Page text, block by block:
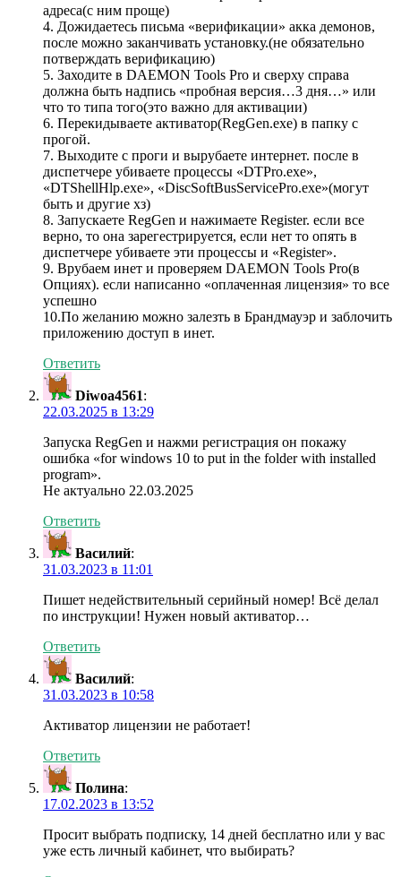
адреса(с ним проще)
4. Дожидаетесь письма «верификации» акка демонов,
после можно заканчивать установку.(не обязательно
потверждать верификацию)
5. Заходите в DAEMON Tools Pro и сверху справа
должна быть надпись «пробная версия…3 дня…» или
что то типа того(это важно для активации)
6. Перекидываете активатор(RegGen.exe) в папку с
прогой.
7. Выходите с проги и вырубаете интернет. после в
диспетчере убиваете процессы «DTPro.exe»,
«DTShellHlp.exe», «DiscSoftBusServicePro.exe»(могут
быть и другие хз)
8. Запускаете RegGen и нажимаете Register. если все
верно, то она зарегестрируется, если нет то опять в
диспетчере убиваете эти процессы и «Register».
9. Врубаем инет и проверяем DAEMON Tools Pro(в
Опциях). если написанно «оплаченная лицензия» то все
успешно
10.По желанию можно залезть в Брандмауэр и заблочить
приложению доступ в инет.
Ответить
Diwoa4561:
22.03.2025 в 13:29
Запуска RegGen и нажми регистрация он покажу
ошибка «for windows 10 to put in the folder with installed
program».
Не актуально 22.03.2025
Ответить
Василий:
31.03.2023 в 11:01
Пишет недействительный серийный номер! Всё делал
по инструкции! Нужен новый активатор…
Ответить
Василий:
31.03.2023 в 10:58
Активатор лицензии не работает!
Ответить
Полина:
17.02.2023 в 13:52
Просит выбрать подписку, 14 дней бесплатно или у вас
уже есть личный кабинет, что выбирать?